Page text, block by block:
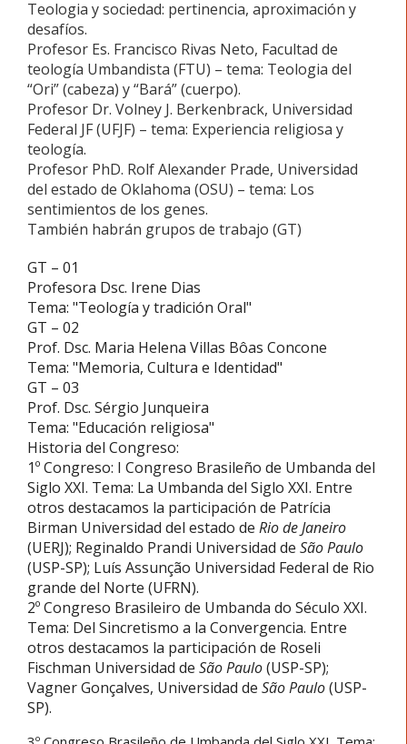
Teologia y sociedad: pertinencia, aproximación y
desafíos.
Profesor Es. Francisco Rivas Neto, Facultad de
teología Umbandista (FTU) – tema: Teologia del
“Ori” (cabeza) y “Bará” (cuerpo).
Profesor Dr. Volney J. Berkenbrack, Universidad
Federal JF (UFJF) – tema: Experiencia religiosa y
teología.
Profesor PhD. Rolf Alexander Prade, Universidad
del estado de Oklahoma (OSU) – tema: Los
sentimientos de los genes.
También habrán grupos de trabajo (GT)
GT – 01
Profesora Dsc. Irene Dias
Tema: "Teología y tradición Oral"
GT – 02
Prof. Dsc. Maria Helena Villas Bôas Concone
Tema: "Memoria, Cultura e Identidad"
GT – 03
Prof. Dsc. Sérgio Junqueira
Tema: "Educación religiosa"
Historia del Congreso:
1º Congreso: I Congreso Brasileño de Umbanda del
Siglo XXI. Tema: La Umbanda del Siglo XXI. Entre
otros destacamos la participación de Patrícia
Birman Universidad del estado de Rio de Janeiro
(UERJ); Reginaldo Prandi Universidad de São Paulo
(USP-SP); Luís Assunção Universidad Federal de Rio
grande del Norte (UFRN).
2º Congreso Brasileiro de Umbanda do Século XXI.
Tema: Del Sincretismo a la Convergencia. Entre
otros destacamos la participación de Roseli
Fischman Universidad de São Paulo(USP-SP);
Vagner Gonçalves, Universidad de São Paulo(USP-
SP).